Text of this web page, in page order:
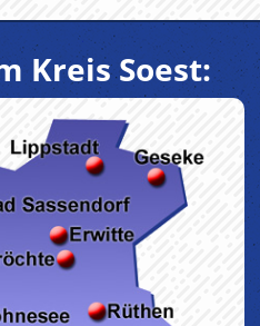
Kreis Soest: